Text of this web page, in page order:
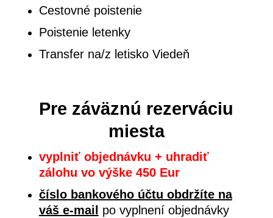
Cestovné poistenie
Poistenie letenky
Transfer na/z letisko Viedeň
Pre záväznú rezerváciu
miesta
vyplniť objednávku + uhradiť
zálohu vo výške 450 Eur
číslo bankového účtu obdržíte na
váš e-mail
po vyplnení objednávky